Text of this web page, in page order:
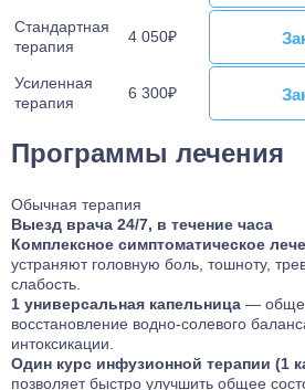
Стандартная
терапия
4 050₽
Усиленная
терапия
6 300₽
Программы лечения
Обычная терапия
Выезд врача 24/7, в течение часа
Комплексное симптоматическое
устраняют головную боль, тошноту,
слабость.
1 универсальная капельница —
восстановление водно-солевого
интоксикации.
Один курс инфузионной терапии (1
позволяет быстро улучшить общее